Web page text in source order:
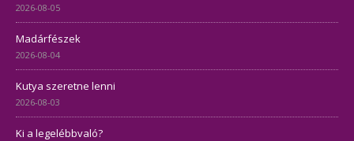
2026-08-05
Madárfészek
2026-08-04
Kutya szeretne lenni
2026-08-03
Ki a legelébbvaló?